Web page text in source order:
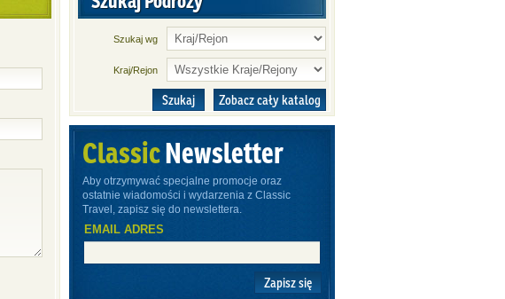
Szukaj wg
Kraj/Rejon
Zobacz cały katalog
Szukaj
ClassicNewsletter
Aby otrzymywać specjalne promocje oraz
ostatnie wiadomości i wydarzenia z Classic
Travel, zapisz się do newslettera.
EMAIL ADRES
Zapisz się